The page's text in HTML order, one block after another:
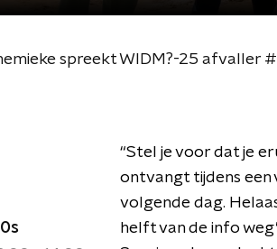
spreekt WIDM?-25 afvaller
“Stel je voor dat je
ontvangt tijdens een
volgende dag.
helft van de info